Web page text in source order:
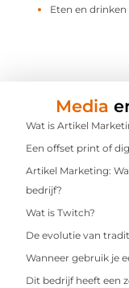
Eten en drinken
Media
Wat is Artikel
Een offset print of
Artikel Marketing:
bedrijf?
Wat is Twitch?
De evolutie van
Wanneer gebruik je
Dit bedrijf heeft een